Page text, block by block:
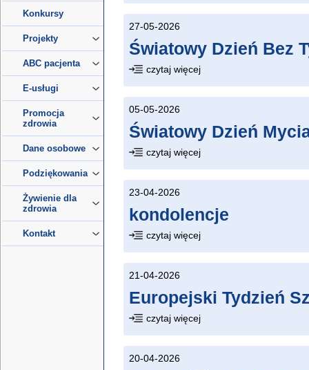
Konkursy
Projekty
ABC pacjenta
E-usługi
Promocja
zdrowia
Dane osobowe
Podziękowania
Żywienie dla
zdrowia
Kontakt
27-05-2026
Światowy Dzień Bez
czytaj więcej
05-05-2026
Światowy Dzień
czytaj więcej
23-04-2026
kondolencje
czytaj więcej
21-04-2026
Europejski Tydzień
czytaj więcej
20-04-2026